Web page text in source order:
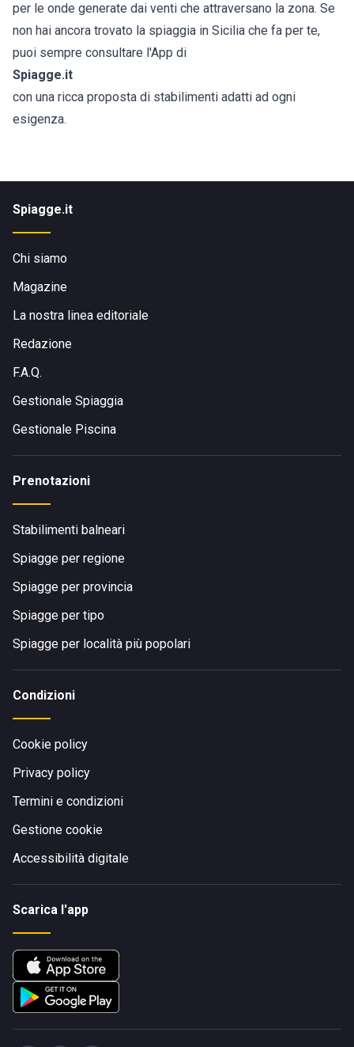
per le onde generate dai venti che attraversano la zona. Se
non hai ancora trovato la spiaggia in Sicilia che fa per te,
puoi sempre consultare l'App di
Spiagge.it
con una ricca proposta di stabilimenti adatti ad ogni
esigenza.
Spiagge.it
Chi siamo
Magazine
La nostra linea editoriale
Redazione
F.A.Q.
Gestionale Spiaggia
Gestionale Piscina
Prenotazioni
Stabilimenti balneari
Spiagge per regione
Spiagge per provincia
Spiagge per tipo
Spiagge per località più popolari
Condizioni
Cookie policy
Privacy policy
Termini e condizioni
Gestione cookie
Accessibilità digitale
Scarica l'app